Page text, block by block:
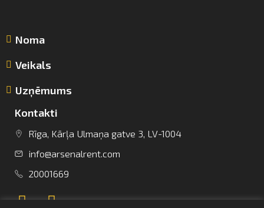
info@arsenalrent.com
+37120001669
Noma
Veikals
Uzņēmums
Kontakti
Rīga, Kārļa Ulmaņa gatve 3, LV-1004
info@arsenalrent.com
20001669